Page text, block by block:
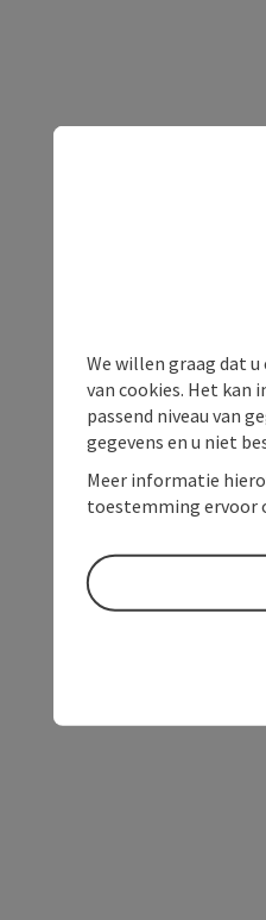
We willen graag dat
van cookies. Het kan
passend niveau van
gegevens en u niet
Meer informatie
toestemming ervoor